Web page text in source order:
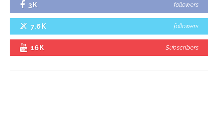
3K followers
7.6K followers
16K Subscribers